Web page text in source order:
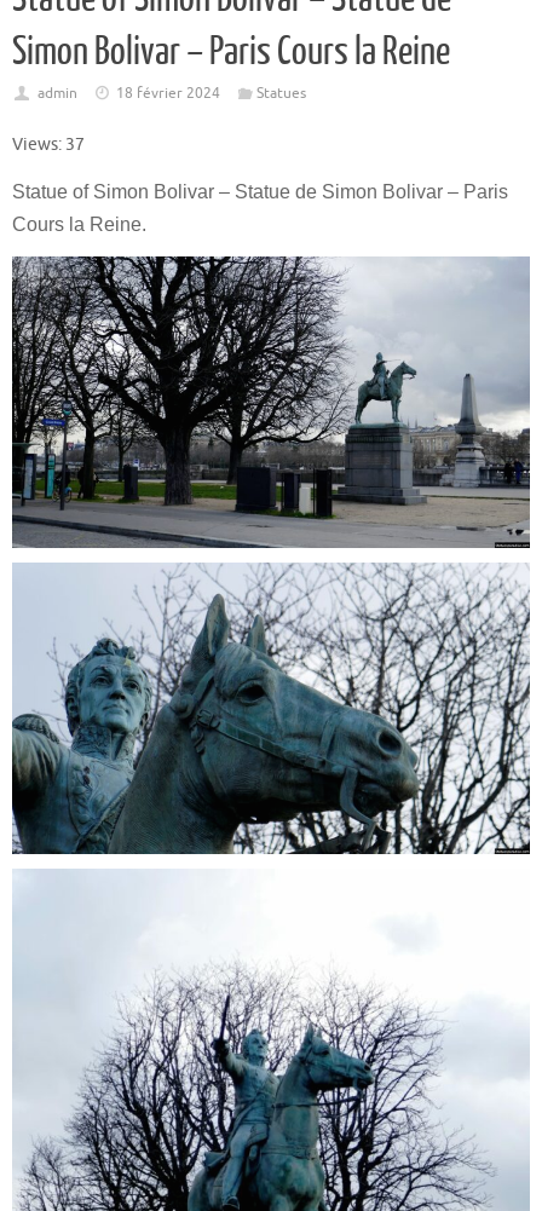
Simon Bolivar – Paris Cours la Reine
admin 18 février 2024 Statues
Views: 37
Statue of Simon Bolivar – Statue de Simon Bolivar – Paris
Cours la Reine.